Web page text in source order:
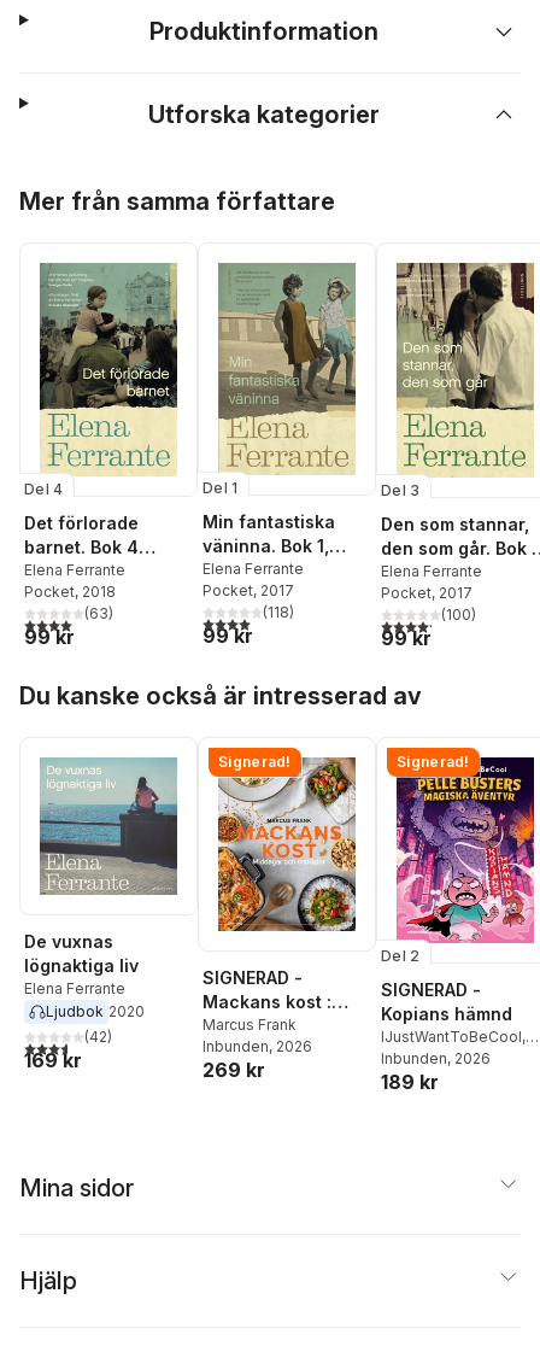
Produktinformation
Utforska kategorier
Mer från samma författare
Del 4
Det förlorade
barnet. Bok 4
Medelålder och
åldrande
Elena Ferrante
Pocket, 2018
4,0utav 5 stjärnor. Totalt antal röster:
(63)
99 kr
Del 1
Min fantastiska
väninna. Bok 1,
Barndom och tonår
Elena Ferrante
Pocket, 2017
4,0utav 5 stjärnor. Totalt antal röster:
(118)
99 kr
Del 3
Den som stannar,
den som går. Bok
Åren mitt i livet
Elena Ferrante
Pocket, 2017
4,2utav 5 stjärnor.
(100)
99 kr
Du kanske också är intresserad av
De vuxnas
lögnaktiga liv
Elena Ferrante
Ljudbok 2020
3,6utav 5 stjärnor. Totalt antal röster:
(42)
169 kr
Signerad!
SIGNERAD -
Mackans kost :
Middagar och
matlådor
Marcus Frank
Inbunden, 2026
269 kr
Signerad!
Del 2
SIGNERAD -
Kopians hämnd
IJustWantToBeCool,
Joel Adolphson
Ejdemo Beer
Inbunden, 2026
189 kr
Mina sidor
Hjälp